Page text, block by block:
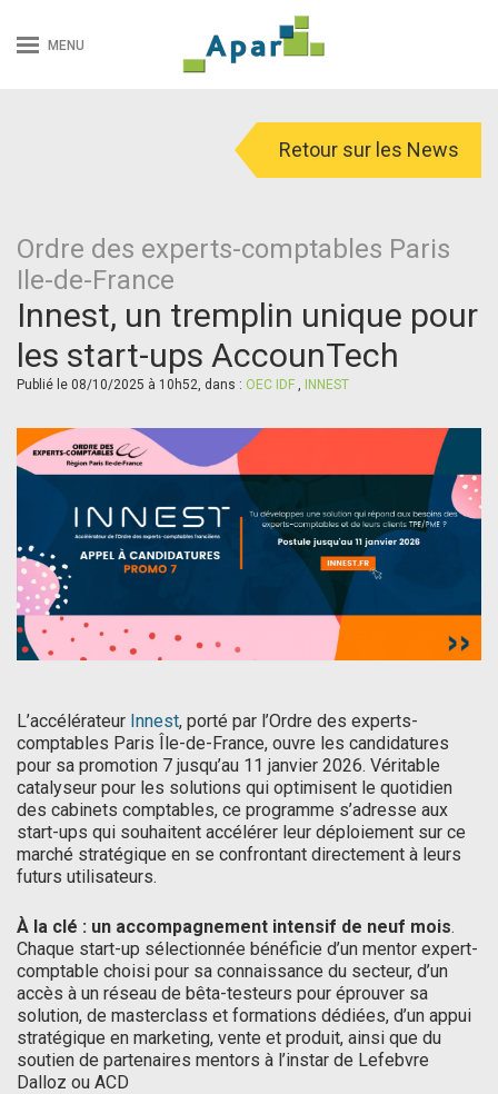
MENU
Retour sur les News
Ordre des experts-comptables Paris
Ile-de-France
Innest, un tremplin unique pour
les start-ups AccounTech
Publié le 08/10/2025 à 10h52, dans : OEC IDF , INNEST
L’accélérateur Innest, porté par l’Ordre des experts-
comptables Paris Île-de-France, ouvre les candidatures
pour sa promotion 7 jusqu’au 11 janvier 2026. Véritable
catalyseur pour les solutions qui optimisent le quotidien
des cabinets comptables, ce programme s’adresse aux
start-ups qui souhaitent accélérer leur déploiement sur ce
marché stratégique en se confrontant directement à leurs
futurs utilisateurs.
À la clé : un accompagnement intensif de neuf mois.
Chaque start-up sélectionnée bénéficie d’un mentor expert-
comptable choisi pour sa connaissance du secteur, d’un
accès à un réseau de bêta-testeurs pour éprouver sa
solution, de masterclass et formations dédiées, d’un appui
stratégique en marketing, vente et produit, ainsi que du
soutien de partenaires mentors à l’instar de Lefebvre
Dalloz ou ACD